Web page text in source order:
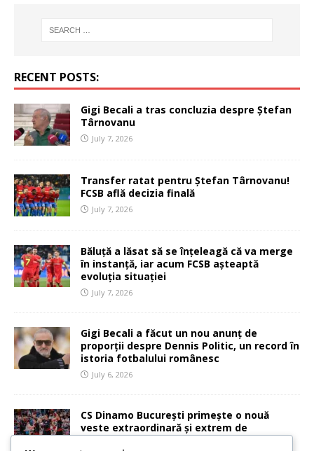
RECENT POSTS:
Gigi Becali a tras concluzia despre Ștefan
Târnovanu
July 7, 2026
Transfer ratat pentru Ștefan Târnovanu!
FCSB află decizia finală
July 7, 2026
Băluță a lăsat să se înțeleagă că va merge
în instanță, iar acum FCSB așteaptă
evoluția situației
July 7, 2026
Gigi Becali a făcut un nou anunț de
proporții despre Dennis Politic, un record în
istoria fotbalului românesc
July 6, 2026
CS Dinamo București primește o nouă
veste extraordinară și extrem de